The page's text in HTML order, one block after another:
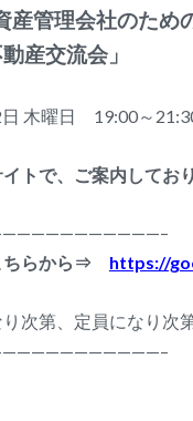
産管理会社のため
産交流会」
木曜日 19:00～
イトで、ご案内して
——–
ちらから⇒ https://
り次第、定員になり次
——–